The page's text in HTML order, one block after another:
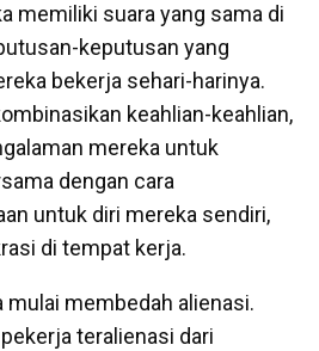
memiliki suara yang sama di
keputusan yang
bekerja sehari-harinya.
keahlian-keahlian,
mereka untuk
dengan cara
untuk diri mereka sendiri,
di tempat kerja.
mulai membedah alienasi.
teralienasi dari